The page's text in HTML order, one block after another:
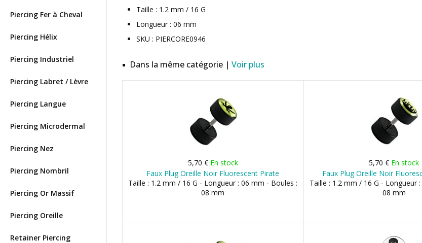
Piercing Fer à Cheval
Piercing Hélix
Piercing Industriel
Piercing Labret / Lèvre
Piercing Langue
Piercing Microdermal
Piercing Nez
Piercing Nombril
Piercing Or Massif
Piercing Oreille
Retainer Piercing
Taille : 1.2 mm / 16 G
Longueur : 06 mm
SKU : PIERCORE0946
Dans la même catégorie | Voir plus
5,70 € En stock
Faux Plug Oreille Noir Fluorescent Pirate
Taille : 1.2 mm / 16 G - Longueur : 06 mm - Boules :
08 mm
5,70 € En stock
Faux Plug Oreille Noir
Taille : 1.2 mm / 16 G - Longueur
08 mm